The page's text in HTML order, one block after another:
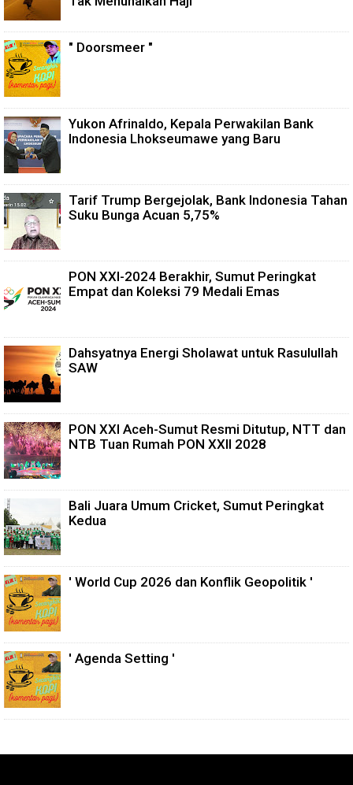
" Doorsmeer "
Yukon Afrinaldo, Kepala Perwakilan Bank
Indonesia Lhokseumawe yang Baru
Tarif Trump Bergejolak, Bank Indonesia Tahan
Suku Bunga Acuan 5,75%
PON XXI-2024 Berakhir, Sumut Peringkat
Empat dan Koleksi 79 Medali Emas
Dahsyatnya Energi Sholawat untuk Rasulullah
SAW
PON XXI Aceh-Sumut Resmi Ditutup, NTT dan
NTB Tuan Rumah PON XXII 2028
Bali Juara Umum Cricket, Sumut Peringkat
Kedua
' World Cup 2026 dan Konflik Geopolitik '
' Agenda Setting '